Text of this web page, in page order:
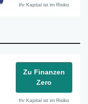
Ihr Kapital ist im Risiko
Zu Finanzen
Zero
Ihr Kapital ist im Risiko